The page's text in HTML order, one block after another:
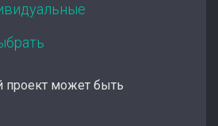
проект может быть